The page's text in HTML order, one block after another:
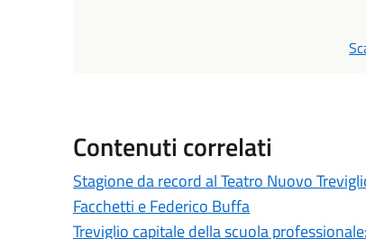
Contenuti correlati
Stagione da record al Teatro Nuovo
Facchetti e Federico Buffa
Treviglio capitale della scuola